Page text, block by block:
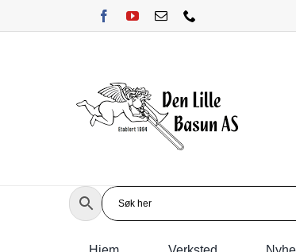
to